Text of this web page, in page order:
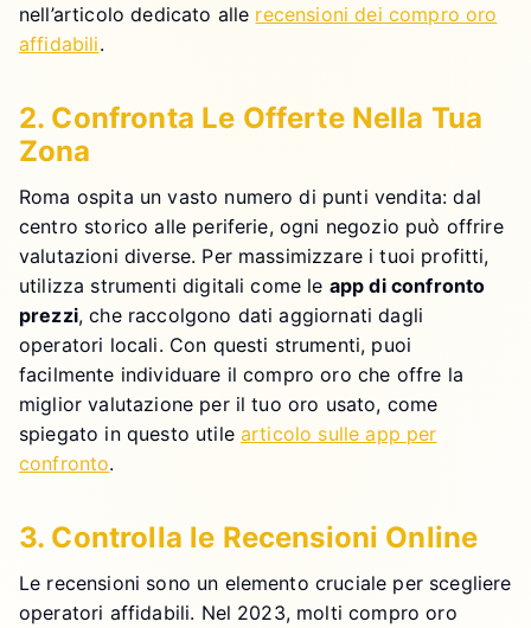
nell’articolo dedicato alle recensioni dei compro oro
affidabili.
2. Confronta Le Offerte Nella Tua
Zona
Roma ospita un vasto numero di punti vendita: dal
centro storico alle periferie, ogni negozio può offrire
valutazioni diverse. Per massimizzare i tuoi profitti,
utilizza strumenti digitali come le app di confronto
prezzi, che raccolgono dati aggiornati dagli
operatori locali. Con questi strumenti, puoi
facilmente individuare il compro oro che offre la
miglior valutazione per il tuo oro usato, come
spiegato in questo utilearticolo sulle app per
confronto.
3. Controlla le Recensioni Online
Le recensioni sono un elemento cruciale per scegliere
operatori affidabili. Nel 2023, molti compro oro